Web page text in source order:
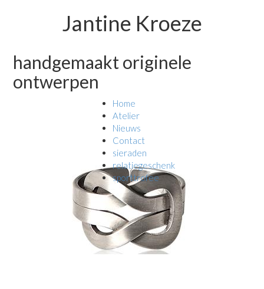
Jantine Kroeze
handgemaakt originele
ontwerpen
Home
Atelier
Nieuws
Contact
sieraden
relatiegeschenk
sporttrofee